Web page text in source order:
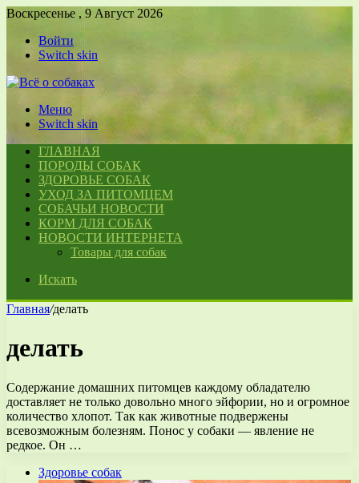
Воскресенье , 9 Август 2026
Войти
Switch skin
Меню
Switch skin
ГЛАВНАЯ
ПОРОДЫ СОБАК
ЗДОРОВЬЕ СОБАК
УХОД ЗА ПИТОМЦЕМ
СОБАЧЬИ НОВОСТИ
КОРМ ДЛЯ СОБАК
НОВОСТИ ИНТЕРНЕТА
Товары для собак
Искать
Главная/делать
делать
Содержание домашних питомцев каждому обладателю
доставляет не только довольно много эйфории, но и огромное
количество хлопот. Так как животные подвержены
всевозможным болезням. Понос у собаки — явление не
редкое. Он …
Здоровье собак